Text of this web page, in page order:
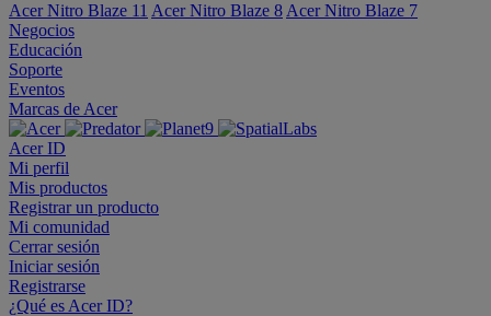
Acer Nitro Blaze 11 Acer Nitro Blaze 8 Acer Nitro Blaze 7
Negocios
Educación
Soporte
Eventos
Marcas de Acer
Acer ID
Mi perfil
Mis productos
Registrar un producto
Mi comunidad
Cerrar sesión
Iniciar sesión
Registrarse
¿Qué es Acer ID?